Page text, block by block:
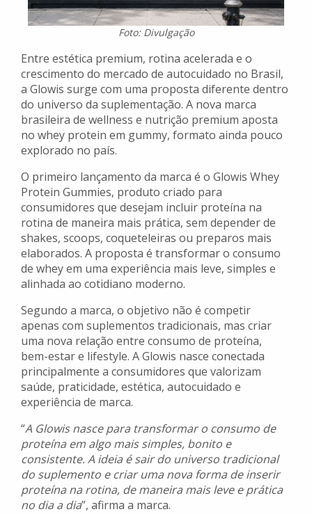
Foto: Divulgação
Entre estética premium, rotina acelerada e o
crescimento do mercado de autocuidado no Brasil,
a Glowis surge com uma proposta diferente dentro
do universo da suplementação. A nova marca
brasileira de wellness e nutrição premium aposta
no whey protein em gummy, formato ainda pouco
explorado no país.
O primeiro lançamento da marca é o Glowis Whey
Protein Gummies, produto criado para
consumidores que desejam incluir proteína na
rotina de maneira mais prática, sem depender de
shakes, scoops, coqueteleiras ou preparos mais
elaborados. A proposta é transformar o consumo
de whey em uma experiência mais leve, simples e
alinhada ao cotidiano moderno.
Segundo a marca, o objetivo não é competir
apenas com suplementos tradicionais, mas criar
uma nova relação entre consumo de proteína,
bem-estar e lifestyle. A Glowis nasce conectada
principalmente a consumidores que valorizam
saúde, praticidade, estética, autocuidado e
experiência de marca.
“A Glowis nasce para transformar o consumo de
proteína em algo mais simples, bonito e
consistente. A ideia é sair do universo tradicional
do suplemento e criar uma nova forma de inserir
proteína na rotina, de maneira mais leve e prática
no dia a dia”, afirma a marca.